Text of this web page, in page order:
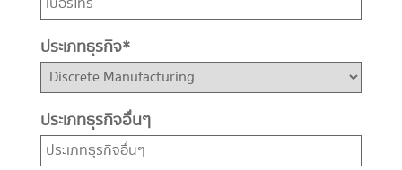
ประเภทธุรกิจ*
ประเภทธุรกิจอื่นๆ